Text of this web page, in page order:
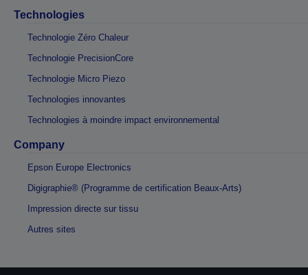
Technologies
Technologie Zéro Chaleur
Technologie PrecisionCore
Technologie Micro Piezo
Technologies innovantes
Technologies à moindre impact environnemental
Company
Epson Europe Electronics
Digigraphie® (Programme de certification Beaux-Arts)
Impression directe sur tissu
Autres sites